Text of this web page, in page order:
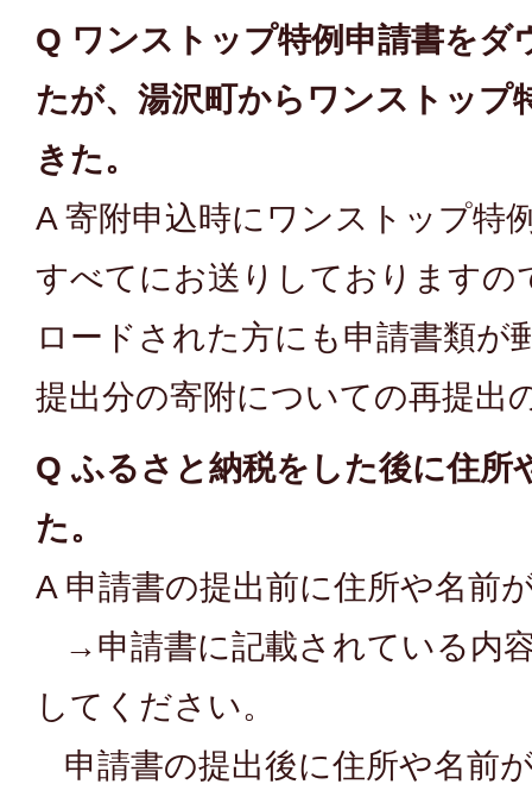
Q ワンストップ特例申請書をダ
たが、湯沢町からワンストップ
きた。
A 寄附申込時にワンストップ特
すべてにお送りしておりますの
ロードされた方にも申請書類が
提出分の寄附についての再提出
Q ふるさと納税をした後に住所
た。
A 申請書の提出前に住所や名前
→申請書に記載されている内
してください。
申請書の提出後に住所や名前